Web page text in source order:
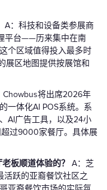
A：科技和设备类参展商
平台——历来集中在南
个区域值得投入最多时
展区地图提供按展馆和
Chowbus将出席2026年
一体化AI POS系统。系
AI广告工具，以及24小
过9000家餐厅。具体展
板顺道体验的？
A：芝
跃的亚裔餐饮社区之